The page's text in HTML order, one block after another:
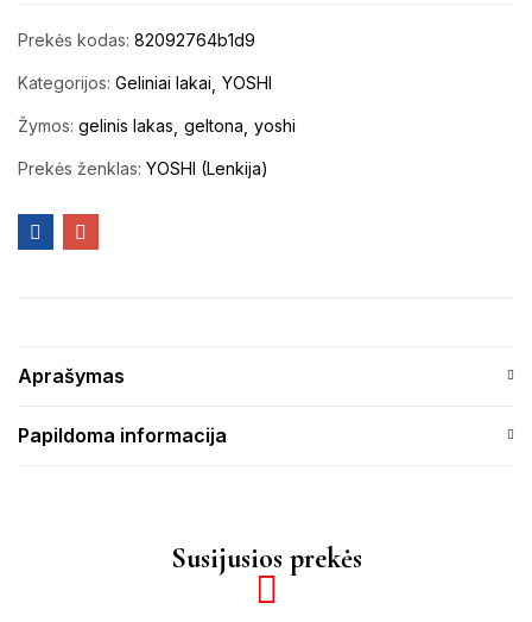
Prekės kodas: 82092764b1d9
Kategorijos: Geliniai lakai YOSHI
Žymos: gelinis lakas geltona yoshi
Prekės ženklas: YOSHI (Lenkija)
Aprašymas
Papildoma informacija
Susijusios prekės